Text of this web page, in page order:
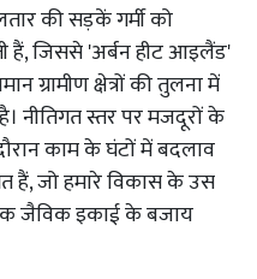
की सड़कें गर्मी को
हैं, जिससे 'अर्बन हीट आइलैंड'
ग्रामीण क्षेत्रों की तुलना में
नीतिगत स्तर पर मजदूरों के
काम के घंटों में बदलाव
जो हमारे विकास के उस
जैविक इकाई के बजाय